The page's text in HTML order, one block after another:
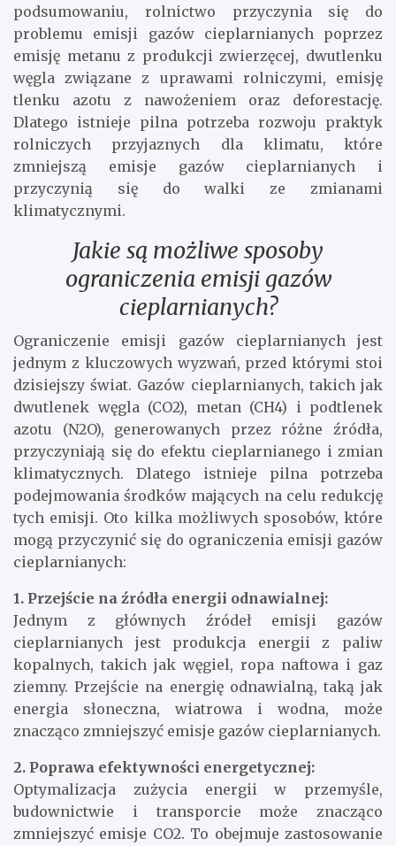
podsumowaniu, rolnictwo przyczynia się do
problemu emisji gazów cieplarnianych poprzez
emisję metanu z produkcji zwierzęcej, dwutlenku
węgla związane z uprawami rolniczymi, emisję
tlenku azotu z nawożeniem oraz deforestację.
Dlatego istnieje pilna potrzeba rozwoju praktyk
rolniczych przyjaznych dla klimatu, które
zmniejszą emisje gazów cieplarnianych i
przyczynią się do walki ze zmianami
klimatycznymi.
Jakie są możliwe sposoby
ograniczenia emisji gazów
cieplarnianych?
Ograniczenie emisji gazów cieplarnianych jest
jednym z kluczowych wyzwań, przed którymi stoi
dzisiejszy świat. Gazów cieplarnianych, takich jak
dwutlenek węgla (CO2), metan (CH4) i podtlenek
azotu (N2O), generowanych przez różne źródła,
przyczyniają się do efektu cieplarnianego i zmian
klimatycznych. Dlatego istnieje pilna potrzeba
podejmowania środków mających na celu redukcję
tych emisji. Oto kilka możliwych sposobów, które
mogą przyczynić się do ograniczenia emisji gazów
cieplarnianych:
1. Przejście na źródła energii odnawialnej:
Jednym z głównych źródeł emisji gazów
cieplarnianych jest produkcja energii z paliw
kopalnych, takich jak węgiel, ropa naftowa i gaz
ziemny. Przejście na energię odnawialną, taką jak
energia słoneczna, wiatrowa i wodna, może
znacząco zmniejszyć emisje gazów cieplarnianych.
2. Poprawa efektywności energetycznej:
Optymalizacja zużycia energii w przemyśle,
budownictwie i transporcie może znacząco
zmniejszyć emisje CO2. To obejmuje zastosowanie